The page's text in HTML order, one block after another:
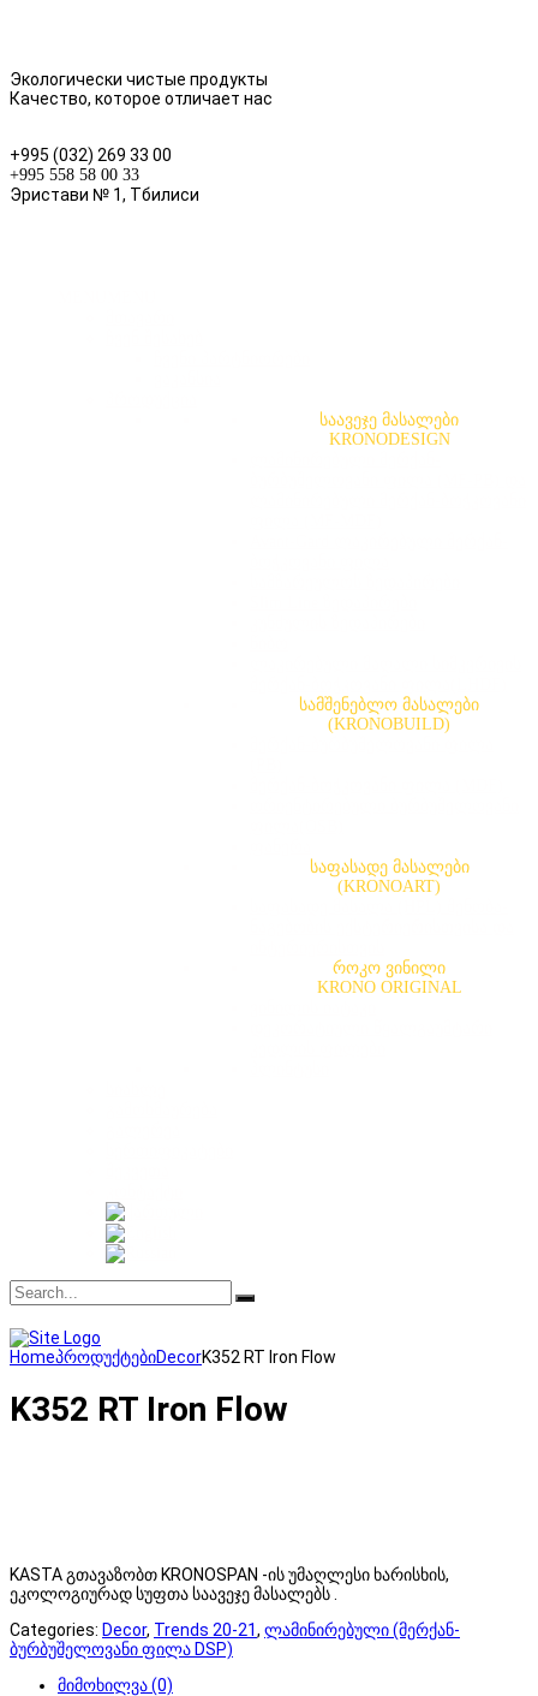
Экологически чистые продукты
Качество, которое отличает нас
+995 (032) 269 33 00
+995 558 58 00 33
Эристави № 1, Тбилиси
საავეჯე მასალები
KRONODESIGN
სამშენებლო მასალები
(KRONOBUILD)
საფასადე მასალები
(KRONOART)
როკო ვინილი
KRONO ORIGINAL
HomeპროდუქტებიDecorK352 RT Iron Flow
K352 RT Iron Flow
KASTA გთავაზობთ KRONOSPAN -ის უმაღლესი ხარისხის,
ეკოლოგიურად სუფთა საავეჯე მასალებს .
Categories: Decor, Trends 20-21, ლამინირებული (მერქან-
ბურბუშელოვანი ფილა DSP)
მიმოხილვა (0)